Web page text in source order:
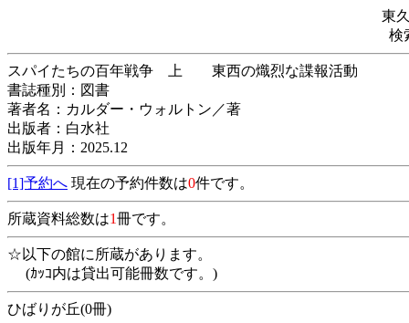
東
検
スパイたちの百年戦争 上 東西の熾烈な諜
書誌種別：図書
著者名：カルダー・ウォルトン／著
出版者：白水社
出版年月：2025.12
[1]予約へ 現在の予約件数は0件です。
所蔵資料総数は1冊です。
☆以下の館に所蔵があります。
(ｶｯｺ内は貸出可能冊数です。)
ひばりが丘(0冊)